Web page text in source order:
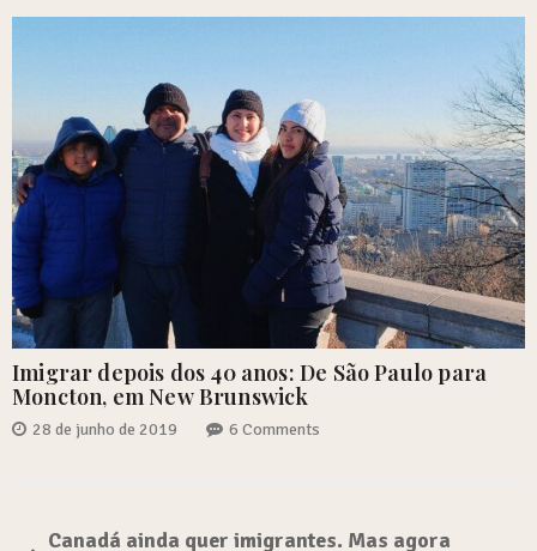
Imigrar depois dos 40 anos: De São Paulo para
Moncton, em New Brunswick
28 de junho de 2019 6 Comments
Canadá ainda quer imigrantes. Mas agora